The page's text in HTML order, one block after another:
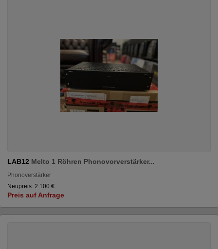
LAB12 Melto 1 Röhren Phonovorverstärker...
Phonoverstärker
Neupreis: 2.100 €
Preis auf Anfrage